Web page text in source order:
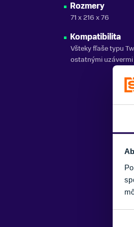
Rozmery
71 x 216 x 76
Kompatibilita
Všteky fľaše typu
ostatnými